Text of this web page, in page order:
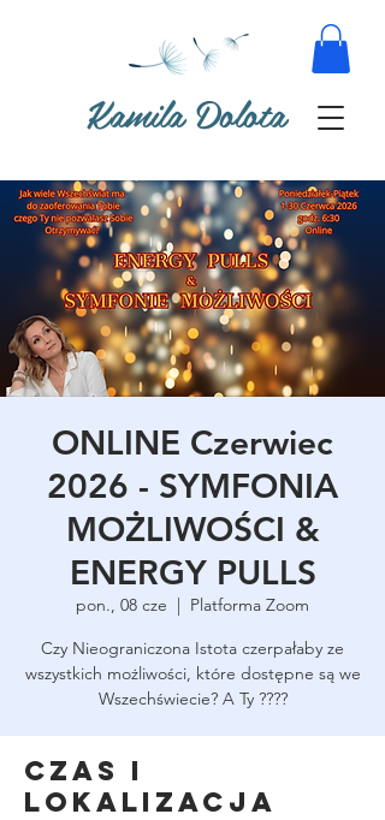
Kamila Dolota
ONLINE Czerwiec
2026 - SYMFONIA
MOŻLIWOŚCI &
ENERGY PULLS
pon., 08 cze
  |
Platforma Zoom
Czy Nieograniczona Istota czerpałaby ze
wszystkich możliwości, które dostępne są we
Wszechświecie? A Ty ????
Czas i
lokalizacja